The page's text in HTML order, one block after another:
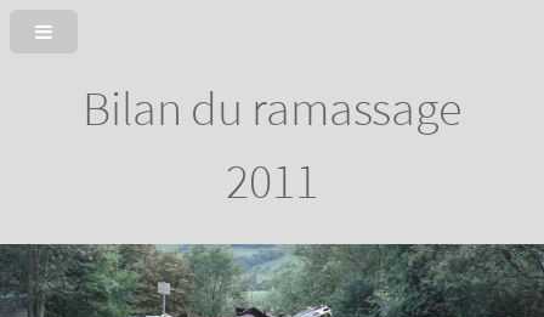
Bilan du ramassage
2011